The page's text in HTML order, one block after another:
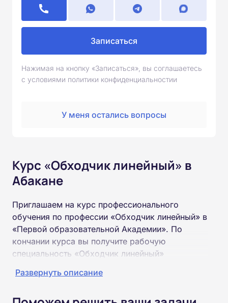
Записаться
Нажимая на кнопку «Записаться», вы соглашаетесь
с условиями политики конфиденциальностии
У меня остались вопросы
Курс «Обходчик линейный» в
Абакане
Приглашаем на курс профессионального
обучения по профессии «Обходчик линейный» в
«Первой образовательной Академии». По
кончании курса вы получите рабочую
специальность «Обходчик линейный»
Развернуть описание